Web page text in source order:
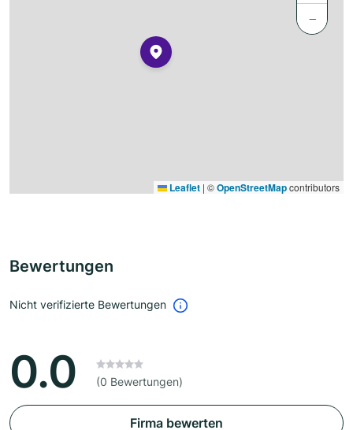
−
Leaflet | ©OpenStreetMapcontributors
Bewertungen
Nicht verifizierte Bewertungen
0.0 (0 Bewertungen)
Firma bewerten